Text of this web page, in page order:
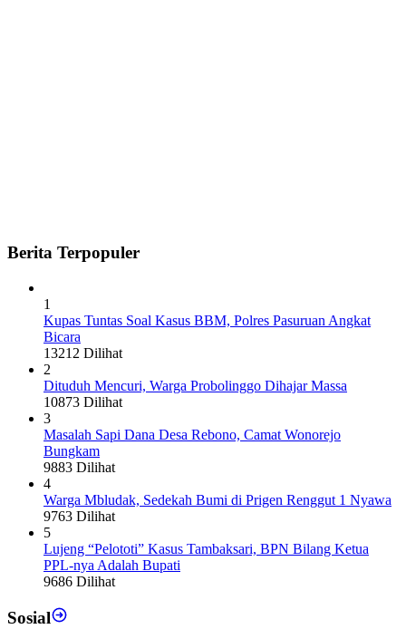
Berita Terpopuler
1
Kupas Tuntas Soal Kasus BBM, Polres Pasuruan Angkat
Bicara
13212 Dilihat
2
Dituduh Mencuri, Warga Probolinggo Dihajar Massa
10873 Dilihat
3
Masalah Sapi Dana Desa Rebono, Camat Wonorejo
Bungkam
9883 Dilihat
4
Warga Mbludak, Sedekah Bumi di Prigen Renggut 1 Nyawa
9763 Dilihat
5
Lujeng “Pelototi” Kasus Tambaksari, BPN Bilang Ketua
PPL-nya Adalah Bupati
9686 Dilihat
Sosial